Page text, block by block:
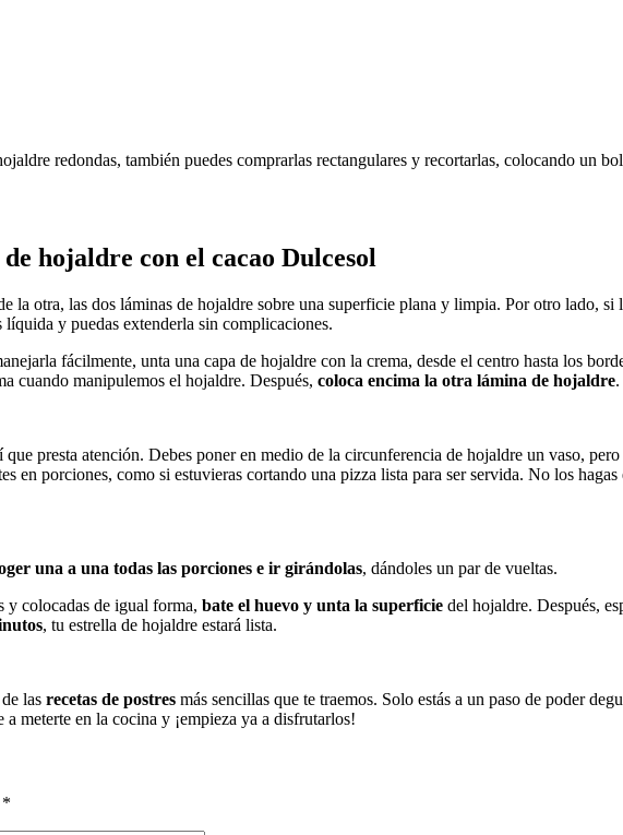
redondas, también puedes comprarlas rectangulares y recortarlas, colocando un
hojaldre con el cacao Dulcesol
la otra, las dos láminas de hojaldre sobre una superficie plana y limpia. Por otro lado, si
líquida y puedas extenderla sin complicaciones.
fácilmente, unta una capa de hojaldre con la crema, desde el centro hasta los
cuando manipulemos el hojaldre. Después, coloca encima la otra lámina de hojaldre.
presta atención. Debes poner en medio de la circunferencia de hojaldre un vaso,
en porciones, como si estuvieras cortando una pizza lista para ser servida. No los
una a una todas las porciones e ir girándolas, dándoles un par de vueltas.
y colocadas de igual forma, bate el huevo y unta la superficie del hojaldre. Después,
, tu estrella de hojaldre estará lista.
las recetas de postres más sencillas que te traemos. Solo estás a un paso de poder
a meterte en la cocina y ¡empieza ya a disfrutarlos!
*